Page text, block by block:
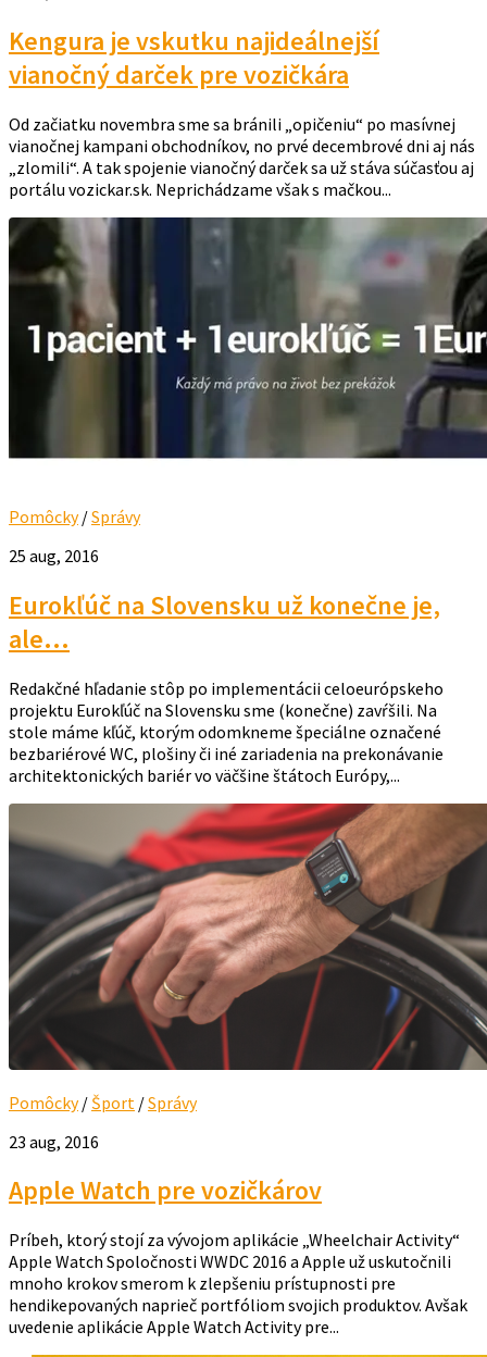
Kengura je vskutku najideálnejší
vianočný darček pre vozičkára
Od začiatku novembra sme sa bránili „opičeniu“ po masívnej
vianočnej kampani obchodníkov, no prvé decembrové dni aj nás
„zlomili“. A tak spojenie vianočný darček sa už stáva súčasťou aj
portálu vozickar.sk. Neprichádzame však s mačkou...
Pomôcky/Správy
25 aug, 2016
Eurokľúč na Slovensku už konečne je,
ale…
Redakčné hľadanie stôp po implementácii celoeurópskeho
projektu Eurokľúč na Slovensku sme (konečne) zavŕšili. Na
stole máme kľúč, ktorým odomkneme špeciálne označené
bezbariérové WC, plošiny či iné zariadenia na prekonávanie
architektonických bariér vo väčšine štátoch Európy,...
Pomôcky/Šport /Správy
23 aug, 2016
Apple Watch pre vozičkárov
Príbeh, ktorý stojí za vývojom aplikácie „Wheelchair Activity“
Apple Watch Spoločnosti WWDC 2016 a Apple už uskutočnili
mnoho krokov smerom k zlepšeniu prístupnosti pre
hendikepovaných naprieč portfóliom svojich produktov. Avšak
uvedenie aplikácie Apple Watch Activity pre...